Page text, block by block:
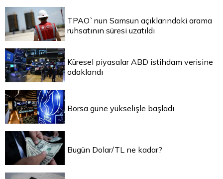
TPAO`nun Samsun açıklarındaki arama
ruhsatının süresi uzatıldı
Küresel piyasalar ABD istihdam verisine
odaklandı
Borsa güne yükselişle başladı
Bugün Dolar/TL ne kadar?